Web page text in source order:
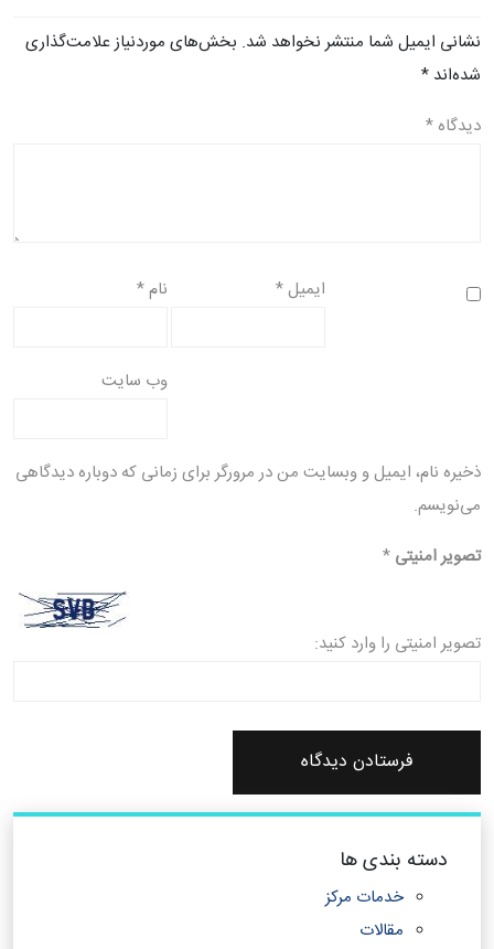
نشانی ایمیل شما منتشر نخواهد شد. بخش‌های موردنیاز علامت‌گذاری
شده‌اند *
دیدگاه *
نام* ایمیل*
وب‌ سایت
ذخیره نام، ایمیل و وبسایت من در مرورگر برای زمانی که دوباره دیدگاهی
می‌نویسم.
تصویر امنیتی *
تصویر امنیتی را وارد کنید:
دسته بندی ها
خدمات مرکز
مقالات